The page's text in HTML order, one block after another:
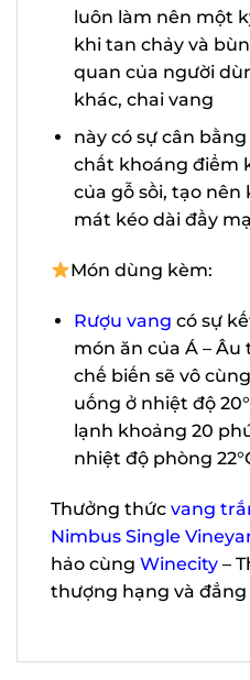
rượu luôn làm nên
giá mỗi khi tan
mọi giác quan của
điểm đặc biệt khác,
này có sự cân
chất khoáng điểm
của gỗ sồi, tạo
tươi mát kéo dài
Món dùng kèm:
Rượu vang có sự
các món ăn của Á
trước khi chế biến
vời. Bạn nên uống
hoặc ướp trong tủ
phút trước khi
Thưởng thứcvang
Nimbus Single
tuyệt hảo cùng